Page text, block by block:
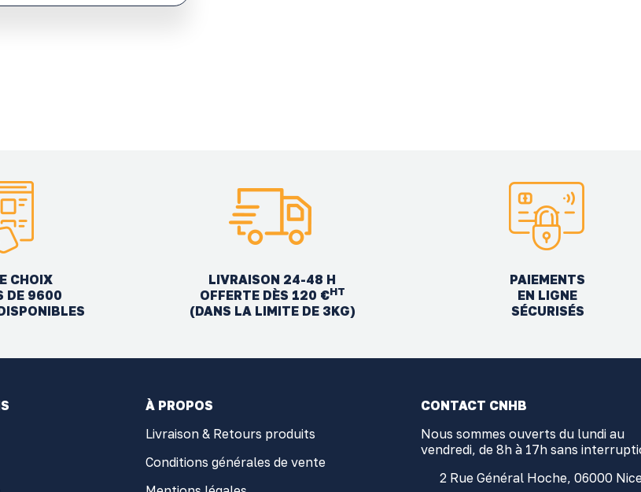
CHOIX
DE 9600
LIVRAISON 24-48 H
OFFERTE DÈS 120 €HT
(DANS LA LIMITE DE 3KG)
PAIEMENTS
EN LIGNE
SÉCURISÉS
À PROPOS
Livraison & Retours produits
Conditions générales de vente
CONTACT CNHB
Nous sommes ouverts du lundi au
vendredi, de 8h à 17h sans
2 Rue Général Hoche, 06000